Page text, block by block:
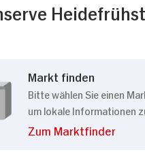
Markt finden
Bitte wählen Sie einen
um lokale Informationen
Zum Marktfinder